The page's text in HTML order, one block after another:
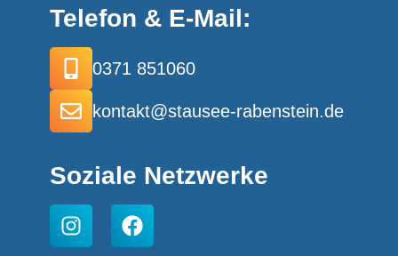
Telefon & E-Mail:
0371 851060
kontakt@stausee-rabenstein.de
Soziale Netzwerke